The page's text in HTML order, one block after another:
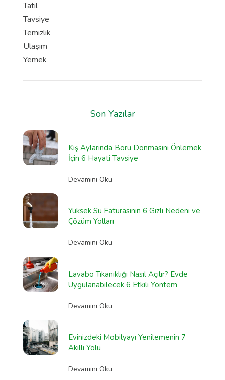
Tatil
Tavsiye
Temizlik
Ulaşım
Yemek
Son Yazılar
Kış Aylarında Boru Donmasını Önlemek
İçin 6 Hayati Tavsiye
Devamını Oku
Yüksek Su Faturasının 6 Gizli Nedeni ve
Çözüm Yolları
Devamını Oku
Lavabo Tıkanıklığı Nasıl Açılır? Evde
Uygulanabilecek 6 Etkili Yöntem
Devamını Oku
Evinizdeki Mobilyayı Yenilemenin 7
Akıllı Yolu
Devamını Oku